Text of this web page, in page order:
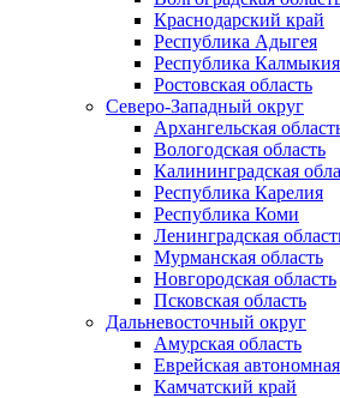
Краснодарский край
Республика Адыгея
Республика Калмыкия
Ростовская область
Северо-Западный округ
Архангельская
Вологодская область
Калининградская
Республика Карелия
Республика Коми
Ленинградская
Мурманская область
Новгородская область
Псковская область
Дальневосточный округ
Амурская область
Еврейская
Камчатский край